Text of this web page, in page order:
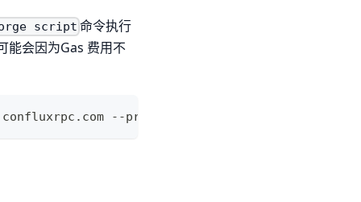
script 命令执行
能会因为Gas 费用不
--private-key